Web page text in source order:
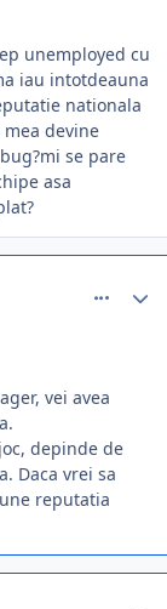
unemployed cu
iau intotdeauna
nationala
devine
se pare
asa
vei avea
depinde de
Daca vrei sa
reputatia